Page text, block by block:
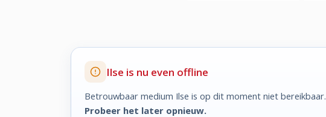
Ilse is nu even offline
Betrouwbaar medium Ilse is op dit moment niet bereikbaar.
Probeer het later opnieuw.